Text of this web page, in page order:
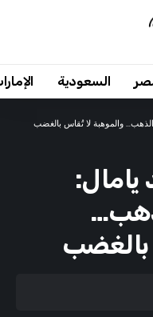
السعودية
الذهب… والموهبة لا تُقاس بالغضب
يامال:
بالغضب